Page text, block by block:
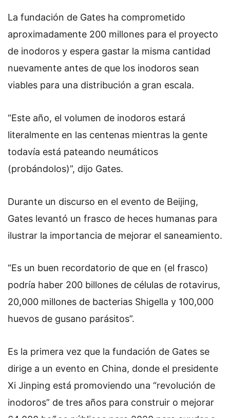
La fundación de Gates ha comprometido
aproximadamente 200 millones para el proyecto
de inodoros y espera gastar la misma cantidad
nuevamente antes de que los inodoros sean
viables para una distribución a gran escala.
“Este año, el volumen de inodoros estará
literalmente en las centenas mientras la gente
todavía está pateando neumáticos
(probándolos)”, dijo Gates.
Durante un discurso en el evento de Beijing,
Gates levantó un frasco de heces humanas para
ilustrar la importancia de mejorar el saneamiento.
“Es un buen recordatorio de que en (el frasco)
podría haber 200 billones de células de rotavirus,
20,000 millones de bacterias Shigella y 100,000
huevos de gusano parásitos”.
Es la primera vez que la fundación de Gates se
dirige a un evento en China, donde el presidente
Xi Jinping está promoviendo una “revolución de
inodoros” de tres años para construir o mejorar